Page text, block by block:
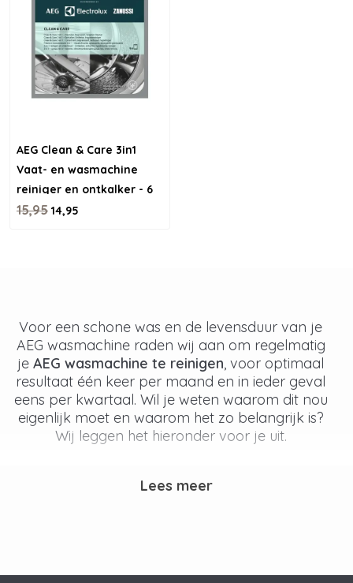
AEG Clean & Care 3in1
Vaat- en wasmachine
reiniger en ontkalker - 6
stuks
15,95 14,95
Voor een schone was en de levensduur van je
AEG wasmachine raden wij aan om regelmatig
je AEG wasmachine te reinigen , voor optimaal
resultaat één keer per maand en in ieder geval
eens per kwartaal. Wil je weten waarom dit nou
eigenlijk moet en waarom het zo belangrijk is?
Wij leggen het hieronder voor je uit.
Waarom is het zo belangrijk om je
AEG wasmachine te reinigen?
het wasmiddel wat je gebruikt. Deze bacteriën
Lees meer